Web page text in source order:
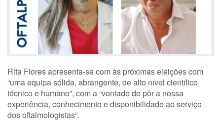
Rita Flores apresenta-se com às próximas eleições com
“uma equipa sólida, abrangente, de alto nível científico,
técnico e humano”, com a “vontade de pôr a nossa
experiência, conhecimento e disponibilidade ao serviço
dos oftalmologistas”.